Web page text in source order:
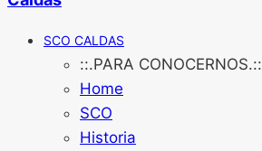
SCO CALDAS
::.PARA CONOCERNOS.::
Home
SCO
Historia